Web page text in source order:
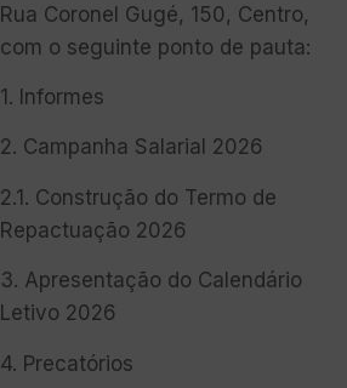
Rua Coronel Gugé, 150, Centro,
com o seguinte ponto de pauta:
1. Informes
2. ⁠Campanha Salarial 2026
2.1. Construção do Termo de
Repactuação 2026
3. Apresentação do Calendário
Letivo 2026
4. ⁠Precatórios